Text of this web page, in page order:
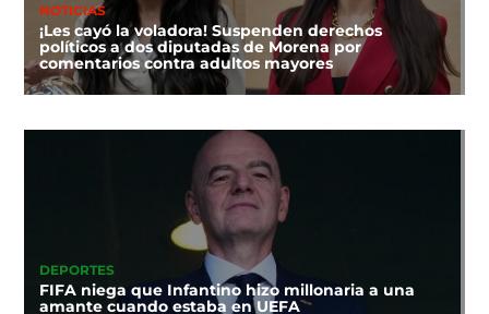
NOTICIAS
¡Les cayó la voladora! Suspenden derechos
políticos a dos diputadas de Morena por
comentarios contra adultos mayores
DEPORTES
FIFA niega que Infantino hizo millonaria a una
amante cuando estaba en UEFA